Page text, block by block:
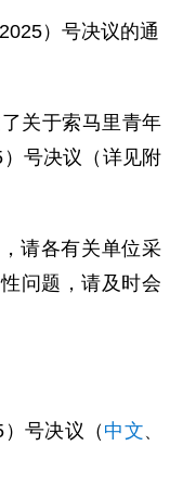
）号决议的通
关于索马里青年
号决议（详见附
请各有关单位采
问题，请及时会
号决议（ 中文